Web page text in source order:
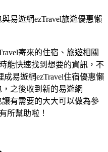
寄來的住宿、旅遊相關
能快速找到想要的資訊，不
易遊網ezTravel住宿優惠懶
，之後收到新的易遊網
讓有需要的大大可以做為參
所幫助啦！